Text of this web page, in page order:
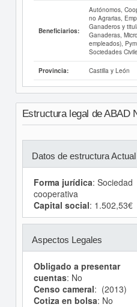
Beneficiarios:
Autónomos,
no Agrarias,
Ganaderos y
Ganaderas,
empleados),
Sociedades
Provincia: Castilla y León
Estructura legal de ABAD
Datos de estructura Actual
Forma jurídica: Sociedad
cooperativa
Capital social: 1.502,53€
Aspectos Legales
Obligado a presentar
cuentas: No
Censo cameral: (2013)
Cotiza en bolsa: No